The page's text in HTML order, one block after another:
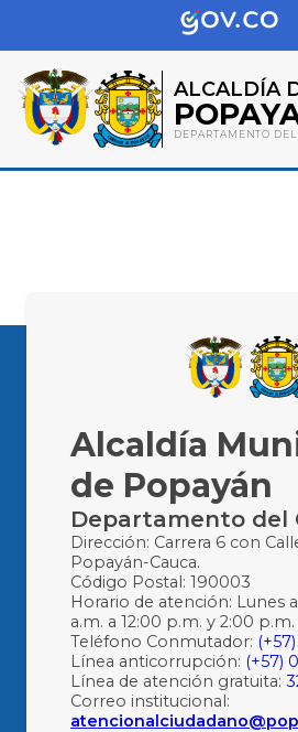
ALCALDÍA
DEPARTAMENTO DEL
Alcaldía
de Popayán
Departamento del
Dirección: Carrera 6 con
Popayán-Cauca.
Código Postal: 190003
Horario de atención: Lunes
a.m. a 12:00 p.m. y 2:00
Teléfono Conmutador:
Línea anticorrupción: (+57)
Línea de atención gratuita:
Correo institucional: